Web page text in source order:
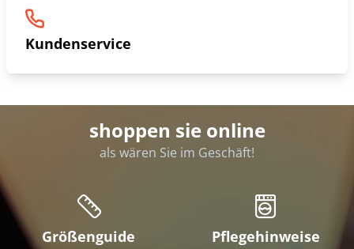
Kundenservice
shoppen sie online
als wären Sie im Geschäft!
Größenguide Pflegehinweise